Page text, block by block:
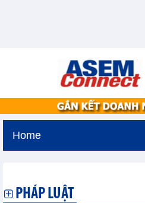
Home
PHÁP LUẬT